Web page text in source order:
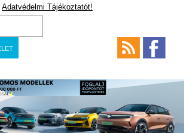
Adatvédelmi Tájékoztatót!